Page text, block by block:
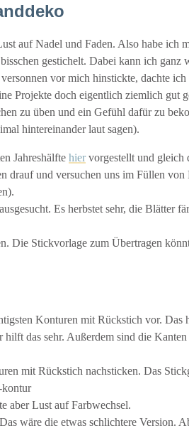
auf Nadel und Faden. Also habe ich
gestichelt. Dabei kann ich
vor mich hinstickte, dachte
Projekte doch eigentlich ziemlich gut
zu üben und ein Gefühl dafür zu
hintereinander laut sagen).
Jahreshälfte hier vorgestellt und gleich
drauf und versuchen uns im Füllen
Es herbstet sehr, die Blätter
Die Stickvorlage zum Übertragen
Konturen mit Rückstich vor. Das
das sehr. Außerdem sind die
mit Rückstich nachsticken. Das
aber Lust auf Farbwechsel.
wäre die etwas schlichtere Version.